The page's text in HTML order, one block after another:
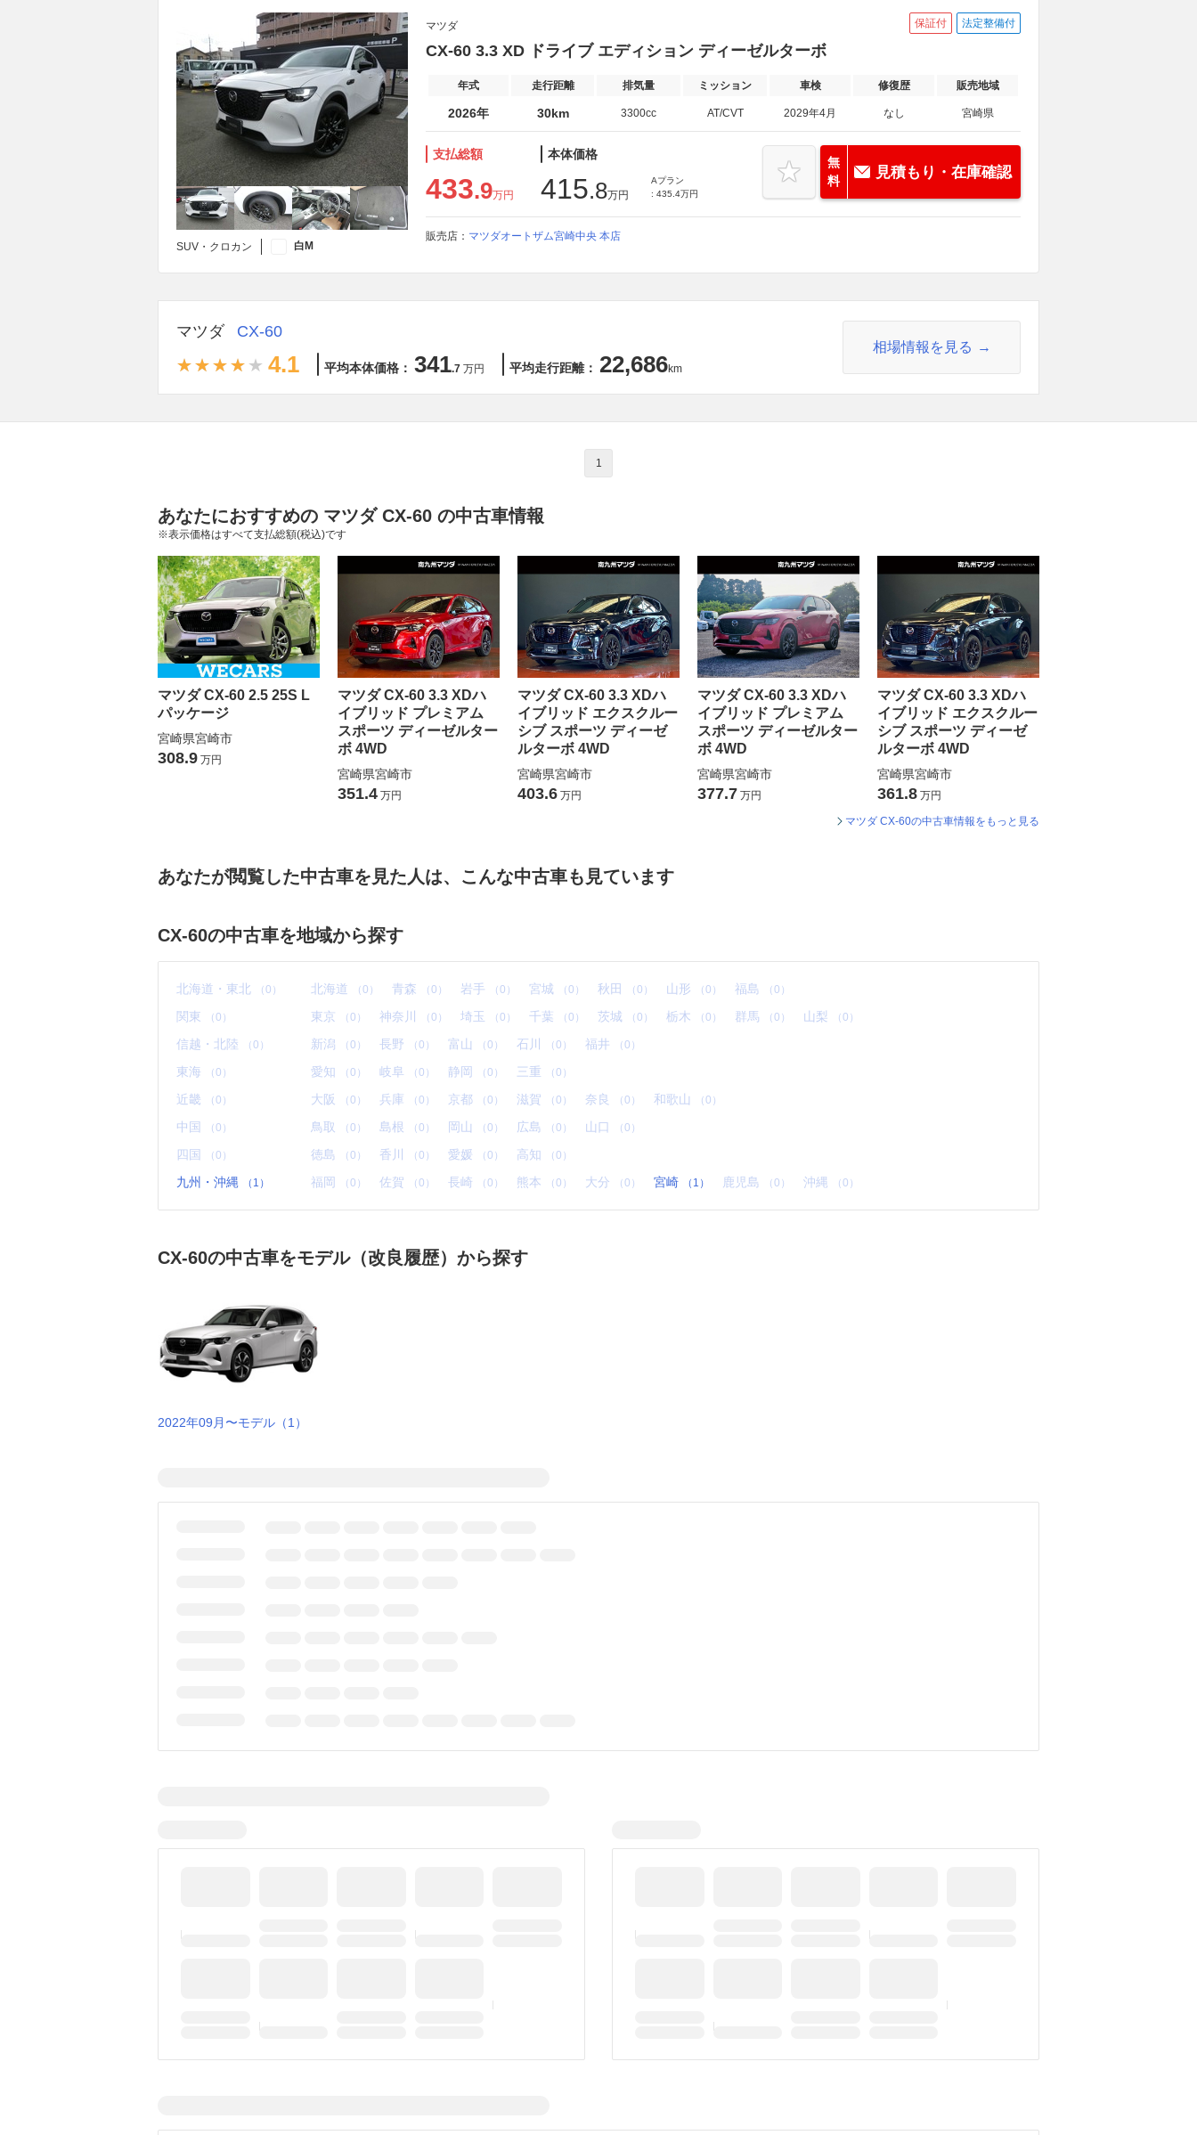
SUV・クロカン 白M
マツダ 保証付 法定整備付
CX-60 3.3 XD ドライブ エディション ディーゼルターボ
年式 走行距離 排気量 ミッション 車検 修復歴 販売地域
2026年 30km 3300cc AT/CVT 2029年4月 なし 宮崎県
支払総額
433.9万円
本体価格
415.8万円
Aプラン
: 435.4万円
無
料
見積もり・在庫確認
販売店： マツダオートザム宮崎中央 本店
マツダ CX-60
4.1 平均本体価格： 341.7 万円 平均走行距離： 22,686km
相場情報を見る
1
あなたにおすすめの マツダ CX-60 の中古車情報
※表示価格はすべて支払総額(税込)です
マツダ CX-60 2.5 25S L
パッケージ
宮崎県宮崎市
308.9 万円
マツダ CX-60 3.3 XDハ
イブリッド プレミアム
スポーツ ディーゼルター
ボ 4WD
宮崎県宮崎市
351.4 万円
マツダ CX-60 3.3 XDハ
イブリッド エクスクルー
シブ スポーツ ディーゼ
ルターボ 4WD
宮崎県宮崎市
403.6 万円
マツダ CX-60 3.3 XDハ
イブリッド プレミアム
スポーツ ディーゼルター
ボ 4WD
宮崎県宮崎市
377.7 万円
マツダ CX-60 3.3 XDハ
イブリッド エクスクルー
シブ スポーツ ディーゼ
ルターボ 4WD
宮崎県宮崎市
361.8 万円
マツダ CX-60の中古車情報をもっと見る
あなたが閲覧した中古車を見た人は、こんな中古車も見ています
CX-60の中古車を地域から探す
北海道・東北 （0） 北海道 （0） 青森 （0） 岩手 （0） 宮城 （0） 秋田 （0） 山形 （0） 福島 （0）
関東 （0） 東京 （0） 神奈川 （0） 埼玉 （0） 千葉 （0） 茨城 （0） 栃木 （0） 群馬 （0） 山梨 （0）
信越・北陸 （0） 新潟 （0） 長野 （0） 富山 （0） 石川 （0） 福井 （0）
東海 （0） 愛知 （0） 岐阜 （0） 静岡 （0） 三重 （0）
近畿 （0） 大阪 （0） 兵庫 （0） 京都 （0） 滋賀 （0） 奈良 （0） 和歌山 （0）
中国 （0） 鳥取 （0） 島根 （0） 岡山 （0） 広島 （0） 山口 （0）
四国 （0） 徳島 （0） 香川 （0） 愛媛 （0） 高知 （0）
九州・沖縄 （1） 福岡 （0） 佐賀 （0） 長崎 （0） 熊本 （0） 大分 （0） 宮崎 （1） 鹿児島 （0） 沖縄 （0）
CX-60の中古車をモデル（改良履歴）から探す
2022年09月〜モデル（1）